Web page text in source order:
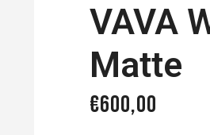
VAVA
Matte
€600,00